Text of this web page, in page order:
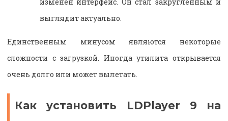
выглядит актуально.
Единственным минусом являются некоторые
сложности с загрузкой. Иногда утилита открывается
очень долго или может вылетать.
Как установить LDPlayer 9 на